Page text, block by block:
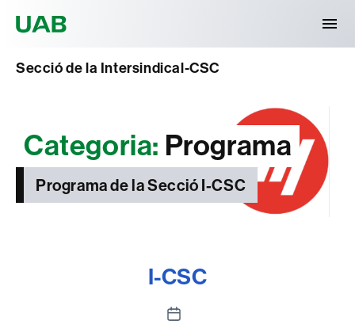
Secció de la Intersindical-CSC
Categoria: Programa
Programa de la Secció I-CSC
I-CSC
Data